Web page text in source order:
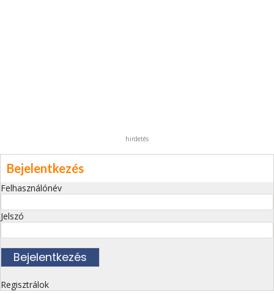
hirdetés
Bejelentkezés
Felhasználónév
Jelszó
Regisztrálok